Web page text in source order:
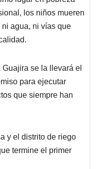
los niños mueren
agua, ni vías que
se la llevará el
para ejecutar
que siempre han
y el distrito de riego
termine el primer